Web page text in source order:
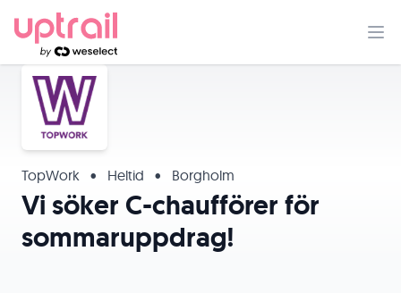
TopWork • Heltid • Borgholm
Vi söker C-chaufförer för
sommaruppdrag!